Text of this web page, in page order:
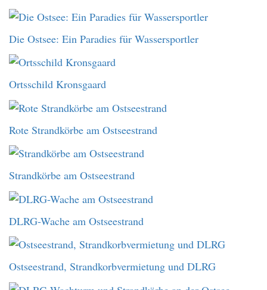
Die Ostsee: Ein Paradies für Wassersportler
Ortsschild Kronsgaard
Rote Strandkörbe am Ostseestrand
Strandkörbe am Ostseestrand
DLRG-Wache am Ostseestrand
Ostseestrand, Strandkorbvermietung und DLRG